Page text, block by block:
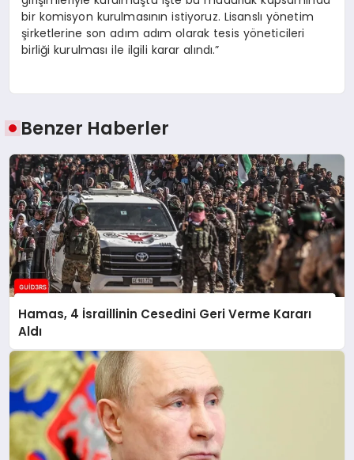
bir komisyon kurulmasının istiyoruz. Lisanslı yönetim
şirketlerine son adım adım olarak tesis yöneticileri
birliği kurulması ile ilgili karar alındı.”
Benzer Haberler
Hamas, 4 İsraillinin Cesedini Geri Verme Kararı
Aldı